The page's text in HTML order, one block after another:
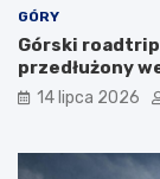
GÓRY
Górski roadtrip
przedłużony
14 lipca 2026